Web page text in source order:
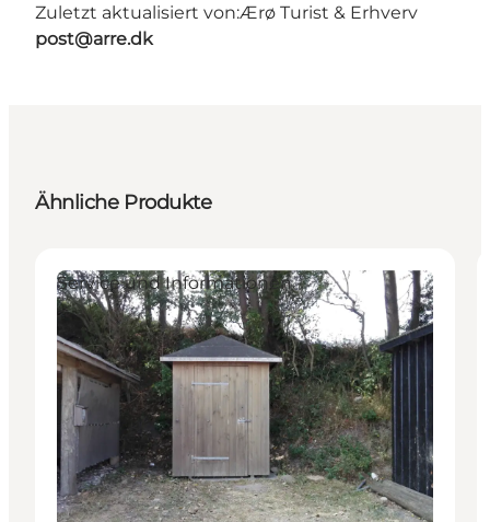
Zuletzt aktualisiert von:Ærø Turist & Erhverv
post@arre.dk
Ähnliche Produkte
Service und Informationen